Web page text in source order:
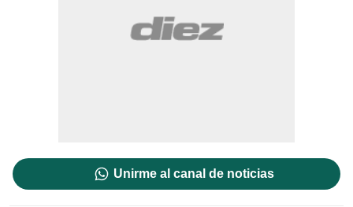
Unirme al canal de noticias